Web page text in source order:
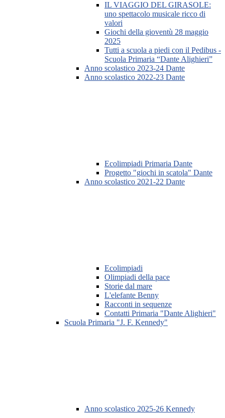
IL VIAGGIO DEL GIRASOLE:
uno spettacolo musicale ricco di
valori
Giochi della gioventù 28 maggio
2025
Tutti a scuola a piedi con il Pedibus -
Scuola Primaria “Dante Alighieri”
Anno scolastico 2023-24 Dante
Anno scolastico 2022-23 Dante
Ecolimpiadi Primaria Dante
Progetto "giochi in scatola" Dante
Anno scolastico 2021-22 Dante
Ecolimpiadi
Olimpiadi della pace
Storie dal mare
L'elefante Benny
Racconti in sequenze
Contatti Primaria "Dante Alighieri"
Scuola Primaria "J. F. Kennedy"
Anno scolastico 2025-26 Kennedy